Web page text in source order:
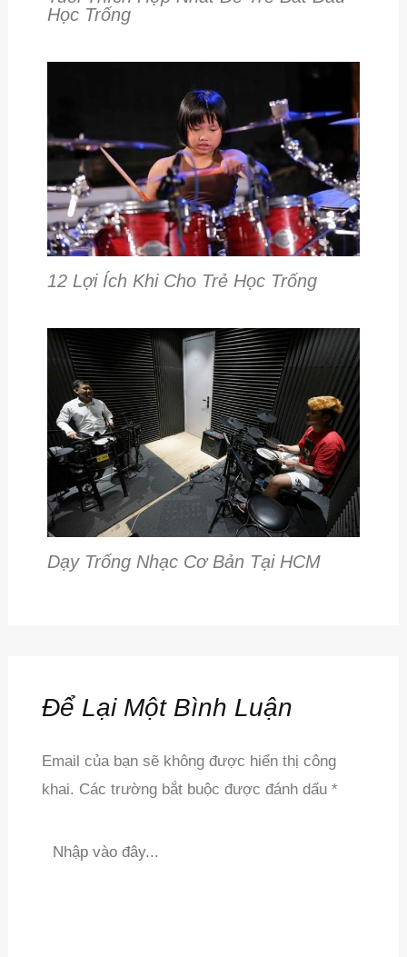
Học Trống
12 Lợi Ích Khi Cho Trẻ Học Trống
Dạy Trống Nhạc Cơ Bản Tại HCM
Để Lại Một Bình Luận
Email của bạn sẽ không được hiển thị công
khai. Các trường bắt buộc được đánh dấu *